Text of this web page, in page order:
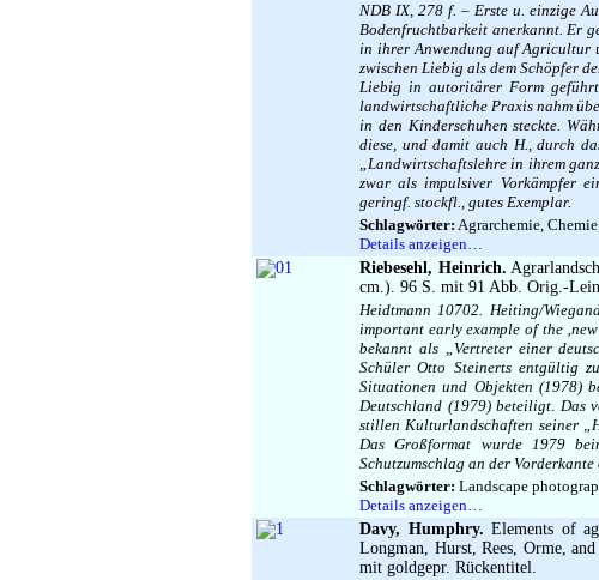
NDB IX, 278 f. – Erste u. einzige
Bodenfruchtbarkeit anerkannt. Er
in ihrer Anwendung auf Agricultur
zwischen Liebig als dem Schöpfer
Liebig in autoritärer Form
landwirtschaftliche Praxis nahm
in den Kinderschuhen steckte.
diese, und damit auch H., durch
„Landwirtschaftslehre in ihrem
zwar als impulsiver Vorkämpfer
geringf. stockfl., gutes Exemplar.
Schlagwörter: Agrarchemie,
Details anzeigen…
Riebesehl, Heinrich.
cm.). 96 S. mit 91 Abb. Orig.-
Heidtmann 10702. Heiting/
important early example of the
bekannt als „Vertreter einer
Schüler Otto Steinerts entgültig
Situationen und Objekten (1978)
Deutschland (1979) beteiligt. Das
stillen Kulturlandschaften seiner
Das Großformat wurde 1979
Schutzumschlag an der
Schlagwörter: Landscape
Details anzeigen…
Davy, Humphry. Elements of
Longman, Hurst, Rees, Orme,
mit goldgepr. Rückentitel.